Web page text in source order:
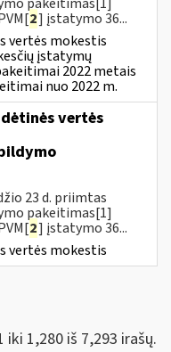
2] įstatymo 36...
vertės mokestis
įstatymų
2022 metais
nuo 2022 m.
vertės
23 d. priimtas
pakeitimas[1]
2] įstatymo 36...
vertės mokestis
iki 1,280 iš 7,293 irašų.